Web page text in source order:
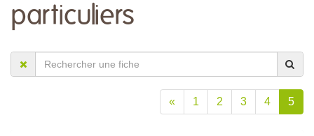
particuliers
« 1 2 3 4 5